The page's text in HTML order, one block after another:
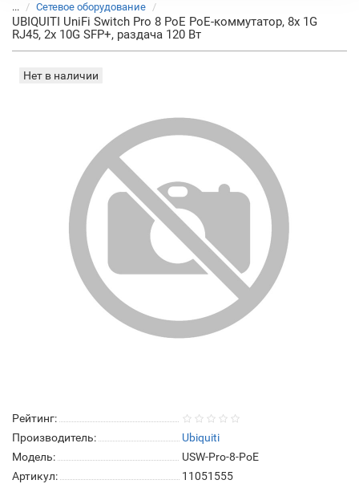
... Сетевое оборудование
UBIQUITI UniFi Switch Pro 8 PoE PoE-коммутатор, 8х 1G
RJ45, 2х 10G SFP+, раздача 120 Вт
Нет в наличии
Рейтинг:
Производитель:
Ubiquiti
Модель:
USW-Pro-8-PoE
Артикул:
11051555